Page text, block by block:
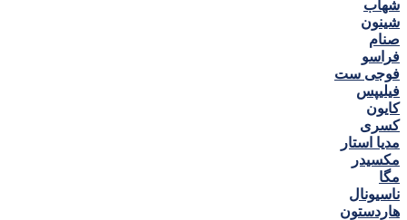
شهاب
شینون
صنام
فراسو
فوجی ست
فیلیپس
کایون
کسری
مدیا استار
مکسیدر
مگا
ناسیونال
هاردستون